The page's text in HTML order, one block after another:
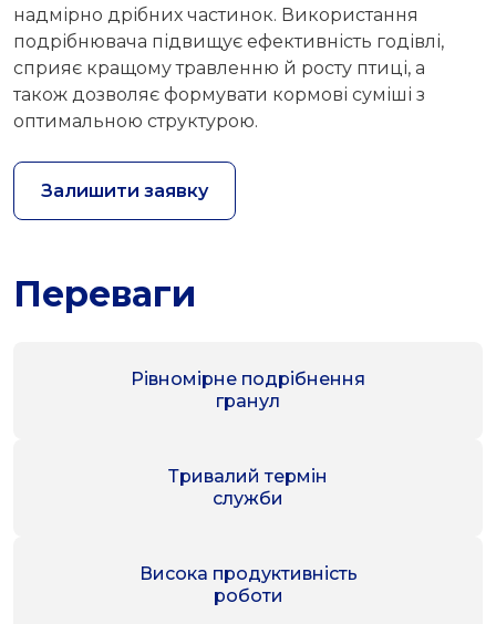
надмірно дрібних частинок. Використання
подрібнювача підвищує ефективність годівлі,
сприяє кращому травленню й росту птиці, а
також дозволяє формувати кормові суміші з
оптимальною структурою.
Залишити заявку
Переваги
Рівномірне подрібнення
гранул
Тривалий термін
служби
Висока продуктивність
роботи